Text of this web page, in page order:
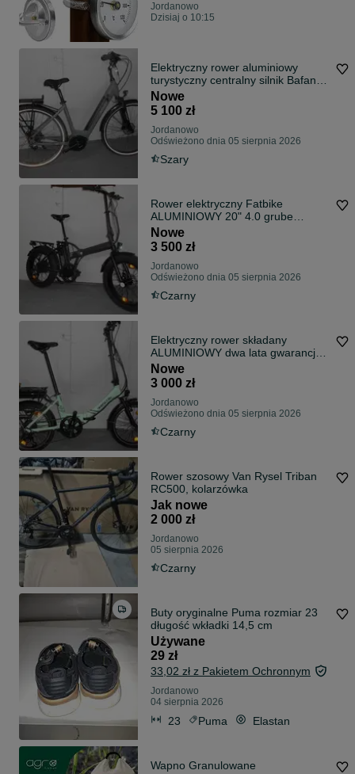
Jordanowo
Dzisiaj o 10:15
Elektryczny rower aluminiowy
turystyczny centralny silnik Bafang
FV.Gwar.
Nowe
5 100 zł
Jordanowo
Odświeżono dnia 05 sierpnia 2026
Szary
Rower elektryczny Fatbike
ALUMINIOWY 20" 4.0 grube
gwarancja FV.
Nowe
3 500 zł
Jordanowo
Odświeżono dnia 05 sierpnia 2026
Czarny
Elektryczny rower składany
ALUMINIOWY dwa lata gwarancja
Faktura Vat
Nowe
3 000 zł
Jordanowo
Odświeżono dnia 05 sierpnia 2026
Czarny
Rower szosowy Van Rysel Triban
RC500, kolarzówka
Jak nowe
2 000 zł
Jordanowo
05 sierpnia 2026
Czarny
Buty oryginalne Puma rozmiar 23
długość wkładki 14,5 cm
Używane
29 zł
33,02 zł z Pakietem Ochronnym
Jordanowo
04 sierpnia 2026
23 Puma Elastan
Wapno Granulowane